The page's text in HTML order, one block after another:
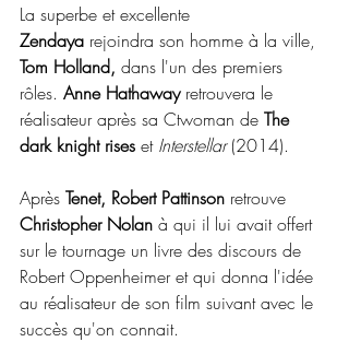
La superbe et excellente
Zendaya rejoindra son homme à la ville,
Tom Holland, dans l'un des premiers
rôles. Anne Hathaway retrouvera le
réalisateur après sa Ctwoman de The
dark knight rises et Interstellar (2014).
Après Tenet, Robert Pattinson retrouve
Christopher Nolan à qui il lui avait offert
sur le tournage un livre des discours de
Robert Oppenheimer et qui donna l'idée
au réalisateur de son film suivant avec le
succès qu'on connait.